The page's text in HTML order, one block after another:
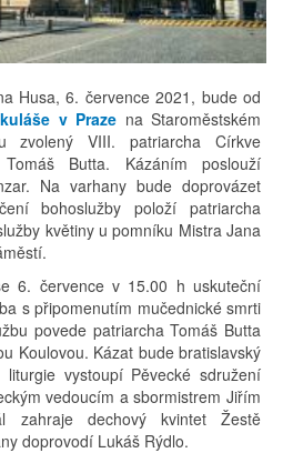
Husa, 6. července 2021, bude od
v Praze na Staroměstském
zvolený VIII. patriarcha Církve
Tomáš Butta. Kázáním poslouží
Na varhany bude doprovázet
bohoslužby položí patriarcha
květiny u pomníku Mistra Jana
6. července v 15.00 h uskuteční
s připomenutím mučednické smrti
povede patriarcha Tomáš Butta
Koulovou. Kázat bude bratislavský
vystoupí Pěvecké sdružení
vedoucím a sbormistrem Jiřím
zahraje dechový kvintet Žestě
doprovodí Lukáš Rýdlo.